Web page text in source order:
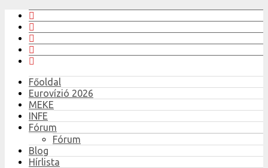
Főoldal
Eurovízió 2026
MEKE
INFE
Fórum
Fórum
Blog
Hírlista